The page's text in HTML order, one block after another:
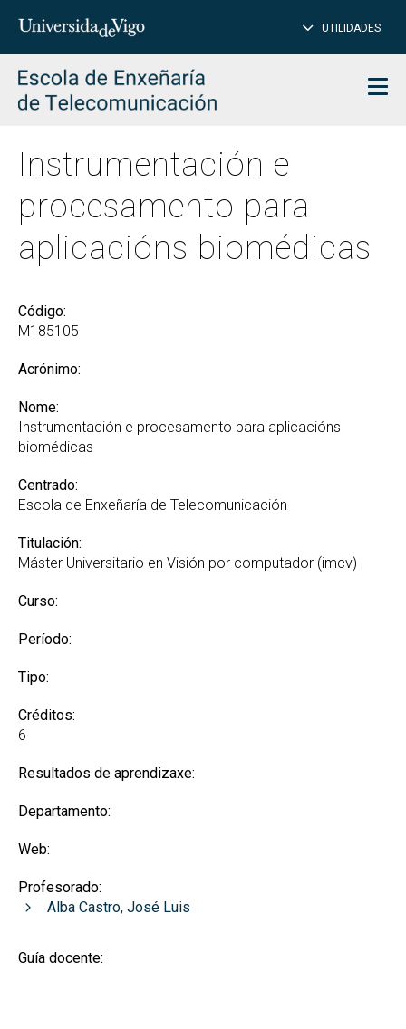
Introduce
para
buscar
UTILIDADES
Instrumentación e
procesamento para
aplicacións biomédicas
Código:
M185105
Acrónimo:
Nome:
Instrumentación e procesamento para aplicacións
biomédicas
Centrado:
Escola de Enxeñaría de Telecomunicación
Titulación:
Máster Universitario en Visión por computador (imcv)
Curso:
Período:
Tipo:
Créditos:
6
Resultados de aprendizaxe:
Departamento:
Web:
Profesorado:
Alba Castro, José Luis
Guía docente: